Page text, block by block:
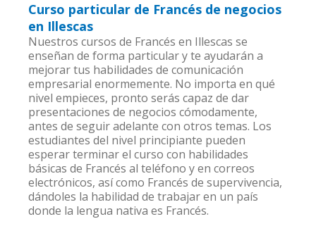
Curso particular de Francés de negocios
en Illescas
Nuestros cursos de Francés en Illescas se
enseñan de forma particular y te ayudarán a
mejorar tus habilidades de comunicación
empresarial enormemente. No importa en qué
nivel empieces, pronto serás capaz de dar
presentaciones de negocios cómodamente,
antes de seguir adelante con otros temas. Los
estudiantes del nivel principiante pueden
esperar terminar el curso con habilidades
básicas de Francés al teléfono y en correos
electrónicos, así como Francés de supervivencia,
dándoles la habilidad de trabajar en un país
donde la lengua nativa es Francés.